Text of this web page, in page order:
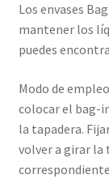
Los envases
mantener los
puedes
Modo de
colocar el bag-
la tapadera.
volver a girar la